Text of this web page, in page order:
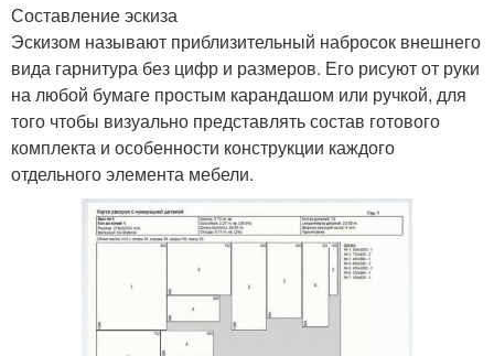
Составление эскиза
Эскизом называют приблизительный набросок внешнего
вида гарнитура без цифр и размеров. Его рисуют от руки
на любой бумаге простым карандашом или ручкой, для
того чтобы визуально представлять состав готового
комплекта и особенности конструкции каждого
отдельного элемента мебели.